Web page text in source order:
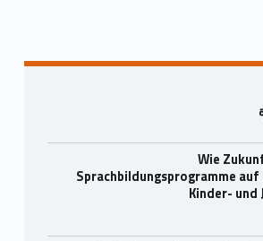
Wie
Sprachbildungsprogramme auf
Kinder- und